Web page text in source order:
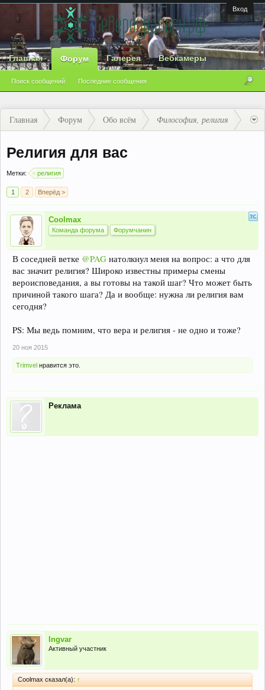
Вход
Главная Форум
Поиск сообщений Последние сообщения
Галерея Вебкамеры
Главная Форум Обо всём Философия, религия
Религия для вас
Метки: религия
1 2 Вперёд >
Coolmax
Команда форума Форумчанин
В соседней ветке @PAG натолкнул меня на вопрос: а что для
вас значит религия? Широко известны примеры смены
вероисповедания, а вы готовы на такой шаг? Что может быть
причиной такого шага? Да и вообще: нужна ли религия вам
сегодня?
PS: Мы ведь помним, что вера и религия - не одно и тоже?
20 ноя 2015
Trimvel нравится это.
Реклама
Ingvar
Активный участник
Coolmax сказал(а): ↑